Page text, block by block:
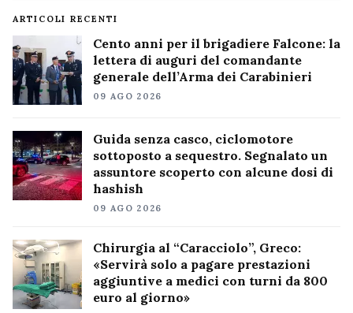
ARTICOLI RECENTI
Cento anni per il brigadiere Falcone: la
lettera di auguri del comandante
generale dell’Arma dei Carabinieri
09 AGO 2026
Guida senza casco, ciclomotore
sottoposto a sequestro. Segnalato un
assuntore scoperto con alcune dosi di
hashish
09 AGO 2026
Chirurgia al “Caracciolo”, Greco:
«Servirà solo a pagare prestazioni
aggiuntive a medici con turni da 800
euro al giorno»